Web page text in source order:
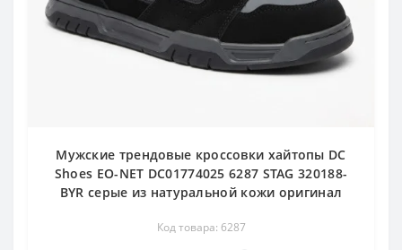
Мужские трендовые кроссовки хайтопы DC
Shoes EO-NET DC01774025 6287 STAG 320188-
BYR серые из натуральной кожи оригинал
Код товара: 6287